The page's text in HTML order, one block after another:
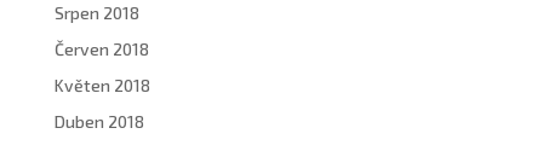
Srpen 2018
Červen 2018
Květen 2018
Duben 2018